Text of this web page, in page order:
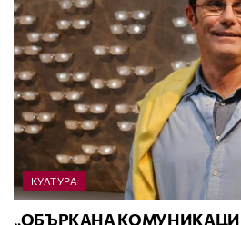
КУЛТУРА
„ОБЪРКАНА